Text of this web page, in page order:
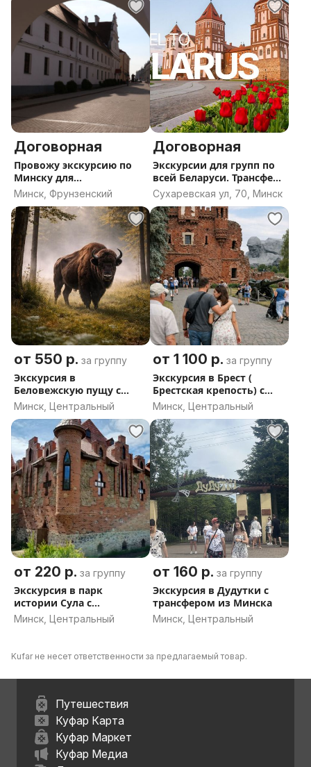
Договорная
Провожу экскурсию по
Минску для
туристических фирм
Минск, Фрунзенский
Договорная
Экскурсии для групп по
всей Беларуси. Трансфер
из Минска
Сухаревская ул, 70, Минск
от 550 р. за группу
Экскурсия в
Беловежскую пущу с
трансфером из Минска
Минск, Центральный
от 1 100 р. за группу
Экскурсия в Брест (
Брестская крепость) с
трансфером из Минска
Минск, Центральный
от 220 р. за группу
Экскурсия в парк
истории Сула с
трансфером из Минска
Минск, Центральный
от 160 р. за группу
Экскурсия в Дудутки с
трансфером из Минска
Минск, Центральный
Kufar не несет ответственности за предлагаемый товар.
Путешествия
Куфар Карта
Куфар Маркет
Куфар Медиа